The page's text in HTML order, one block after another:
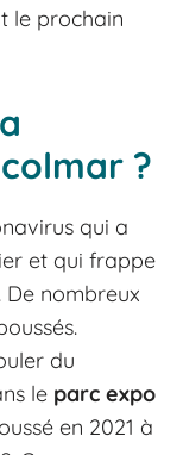
le prochain
?
qui a
et qui frappe
nombreux
du
le parc expo
en 2021 à